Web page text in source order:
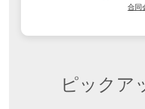
合同
ピックア